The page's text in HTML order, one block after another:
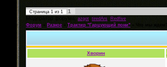
Страница 1 из 1
1
Модератор форума: azgot tiredArs
Redfive
Форум
Разное Трактир "Гарцующий пони"
Хворин